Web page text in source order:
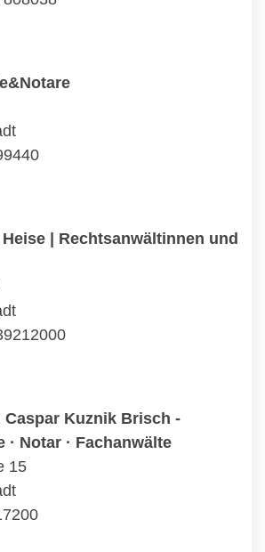
| Rechtsanwältinnen und
Caspar Kuznik Brisch -
· Notar · Fachanwälte
15